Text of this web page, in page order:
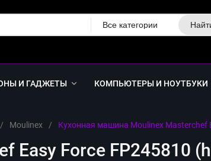
Все категории
И ГАДЖЕТЫ КОМПЬЮТЕРЫ И НОУТБУКИ
/ Moulinex / Кухонная машина Moulinex Masterchef
Easy Force FP245810